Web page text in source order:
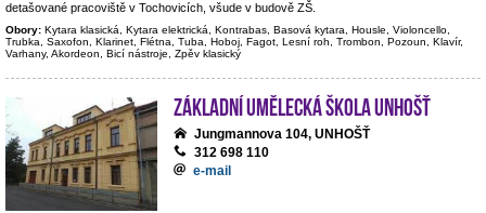
detašované pracoviště v Tochovicích, všude v budově ZŠ.
Obory: Kytara klasická, Kytara elektrická, Kontrabas, Basová kytara, Housle, Violoncello,
Trubka, Saxofon, Klarinet, Flétna, Tuba, Hoboj, Fagot, Lesní roh, Trombon, Pozoun, Klavír,
Varhany, Akordeon, Bicí nástroje, Zpěv klasický
Základní umělecká škola Unhošť
Jungmannova 104, UNHOŠŤ
312 698 110
e-mail